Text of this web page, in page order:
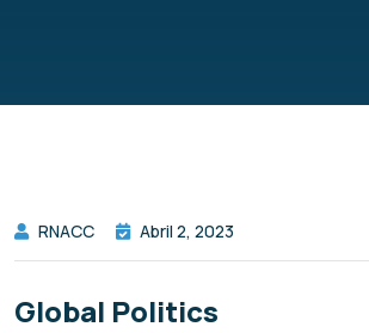
RNACC Abril 2, 2023
Global Politics